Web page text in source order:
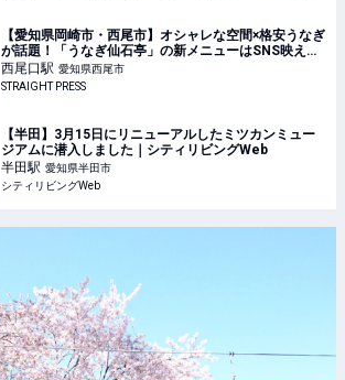
【愛知県岡崎市・西尾市】オシャレな空間×格安うなぎ
が話題！「うなぎ仙石亭」の新メニューはSNS映え確
実
西尾口駅 愛知県西尾市
STRAIGHT PRESS
【半田】3月15日にリニューアルしたミツカンミュー
ジアムに潜入しました｜シティリビングWeb
半田駅 愛知県半田市
シティリビングWeb